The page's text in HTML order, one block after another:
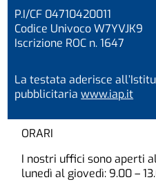
P.I/CF 04710420011
Codice Univoco W7YVJK9
Iscrizione ROC n. 1647
La testata aderisce
pubblicitariawww.iap.it
ORARI
I nostri uffici sono aperti
lunedì al giovedì: 9.00 –